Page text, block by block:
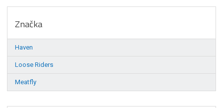
Značka
Haven
Loose Riders
Meatfly